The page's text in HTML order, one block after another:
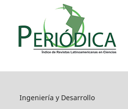
Ingeniería y Desarrollo